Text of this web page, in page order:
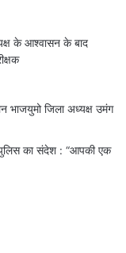
के आश्वासन के बाद
भाजयुमो जिला अध्यक्ष उमंग
का संदेश : “आपकी एक